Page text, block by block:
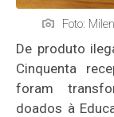
Foto:
De produto
Cinquenta
foram
doados à